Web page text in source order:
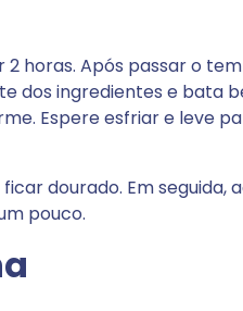
horas. Após passar o
dos ingredientes e bata
Espere esfriar e leve
dourado. Em seguida,
pouco.